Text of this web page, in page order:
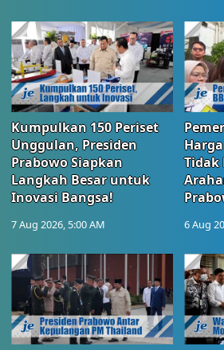
Kumpulkan 150 Periset
Unggulan, Presiden
Prabowo Siapkan
Langkah Besar untuk
Inovasi Bangsa!
7 Aug 2026, 5:00 AM
Tidak
6 Aug